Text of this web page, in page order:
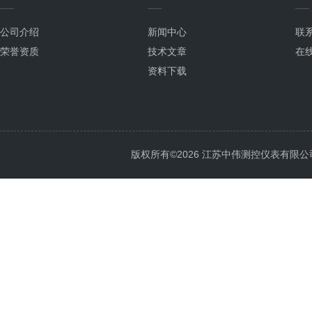
公司介绍
荣誉资质
新闻中心
技术文章
资料下载
联
在
版权所有©2026 江苏中伟测控仪表有限